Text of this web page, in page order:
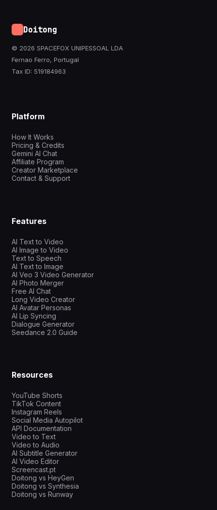
Doitong
© 2026 SPACEFOX UNIPESSOAL LDA
Fernao Ferro, Portugal
Tax ID: 519184963
Platform
How It Works
Pricing & Credits
Gemini AI Chat
Affiliate Program
Creator Marketplace
Contact & Support
Features
AI Text to Video
AI Image to Video
Text to Speech
AI Text to Image
AI Veo 3 Video Generator
AI Photo Merger
Free AI Chat
Long Video Creator
AI Avatar Personas
AI Lip Syncing
Dialogue Generator
Seedance 2.0 Guide
Resources
YouTube Shorts
TikTok Content
Instagram Reels
Social Media Autopilot
API Documentation
Video to Text
Video to Audio
AI Subtitle Generator
AI Video Editor
Screencast.pt
Doitong vs HeyGen
Doitong vs Synthesia
Doitong vs Runway